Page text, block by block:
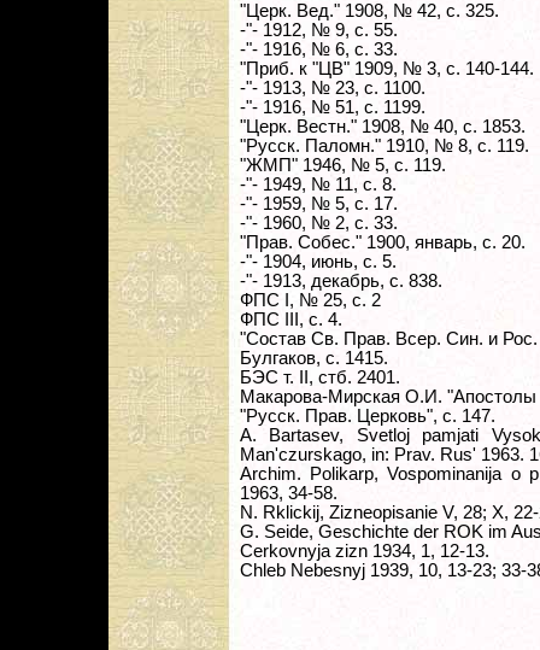
"Церк. Вед." 1908, № 42, с. 325.
-"- 1912, № 9, с. 55.
-"- 1916, № 6, с. 33.
"Приб. к "ЦВ" 1909, № 3, с. 140-144.
-"- 1913, № 23, с. 1100.
-"- 1916, № 51, с. 1199.
"Церк. Вестн." 1908, № 40, с. 1853.
"Русск. Паломн." 1910, № 8, с. 119.
"ЖМП" 1946, № 5, с. 119.
-"- 1949, № 11, с. 8.
-"- 1959, № 5, с. 17.
-"- 1960, № 2, с. 33.
"Прав. Собес." 1900, январь, с. 20.
-"- 1904, июнь, с. 5.
-"- 1913, декабрь, с. 838.
ФПС I, № 25, с. 2
ФПС III, с. 4.
"Состав Св. Прав. Всер. Син. и Рос.
Булгаков, с. 1415.
БЭС т. II, стб. 2401.
Макарова-Мирская О.И. "Апостолы
"Русск. Прав. Церковь", с. 147.
A. Bartasev, Svetloj pamjati
Man'czurskago, in: Prav. Rus' 1963.
Archim. Polikarp, Vospominanija o
1963, 34-58.
N. Rklickij, Zizneopisanie V, 28; X,
G. Seide, Geschichte der ROK im
Cerkovnyja zizn 1934, 1, 12-13.
Chleb Nebesnyj 1939, 10, 13-23; 33-